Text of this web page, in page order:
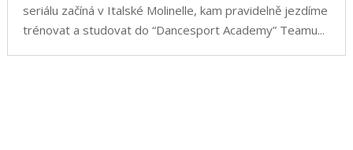
seriálu začíná v Italské Molinelle, kam pravidelně jezdíme
trénovat a studovat do “Dancesport Academy” Teamu...